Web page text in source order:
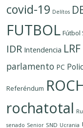
covid-19 Delítos
FUTBOL Fútbol
IDR Intendencia LRF
parlamento PC
Referéndum
rochatotal
senado Senior SND Ucrania